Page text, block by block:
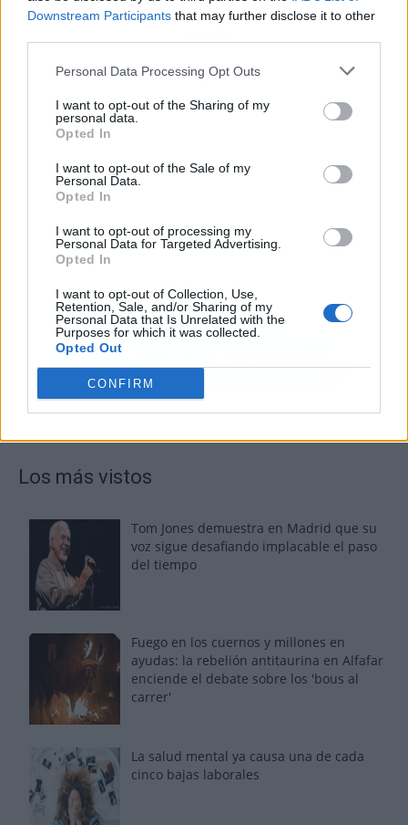
Downstream Participants that may further disclose it to other
Personal Data Processing Opt Outs
I want to opt-out of the Sharing of my
personal data.
Opted In
I want to opt-out of the Sale of my
Personal Data.
Opted In
I want to opt-out of processing my
Personal Data for Targeted Advertising.
Opted In
I want to opt-out of Collection, Use,
Retention, Sale, and/or Sharing of my
Personal Data that Is Unrelated with the
Purposes for which it was collected.
Opted Out
CONFIRM
Los más vistos
Tom Jones demuestra en Madrid que su
voz sigue desafiando implacable el paso
del tiempo
Fuego en los cuernos y millones en
ayudas: la rebelión antitaurina en Alfafar
enciende el debate sobre los 'bous al
carrer'
La salud mental ya causa una de cada
cinco bajas laborales